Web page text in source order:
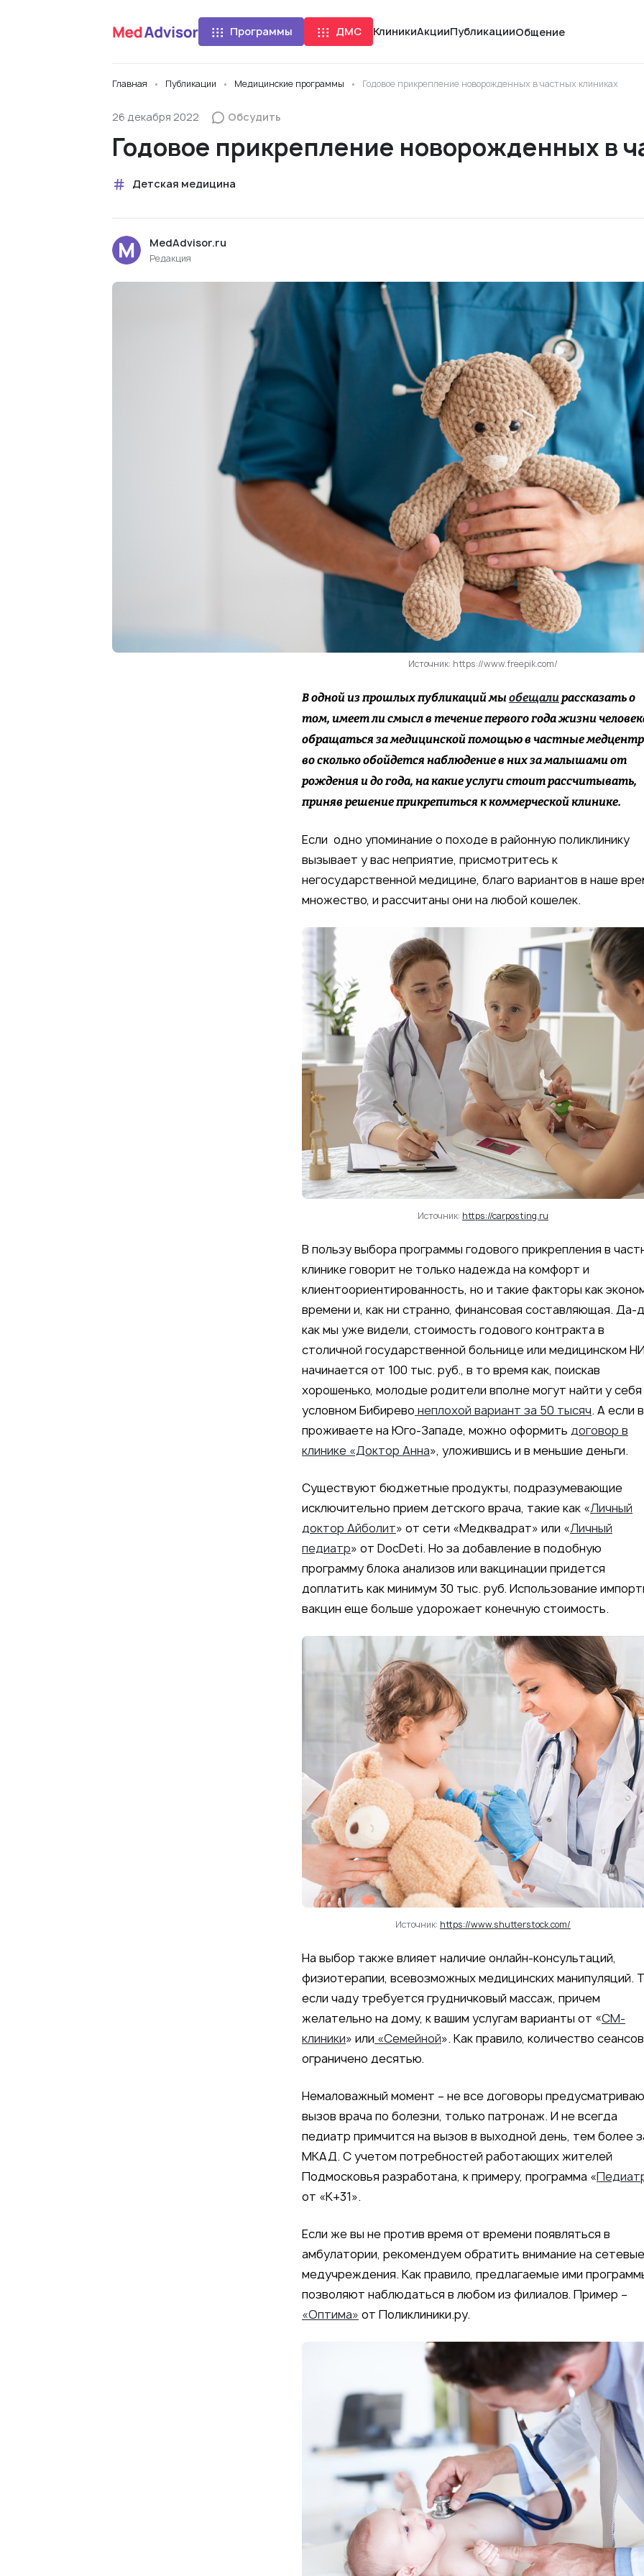
Программы ДМС КлиникиАкцииПубликацииОбщение
Главная Публикации Медицинские программы Годовое прикрепление новорожденных в частных клиниках
26 декабря 2022 Обсудить
Годовое прикрепление новорожденных в
Детская медицина
MedAdvisor.ru
Редакция
Источник: https://www.freepik.com/
В одной из прошлых публикаций мы обещали рассказать о
том, имеет ли смысл в течение первого года жизни
обращаться за медицинской помощью в частные
во сколько обойдется наблюдение в них за малышами от
рождения и до года, на какие услуги стоит рассчитывать,
приняв решение прикрепиться к коммерческой клинике.
Если одно упоминание о походе в районную поликлинику
вызывает у вас неприятие, присмотритесь к
негосударственной медицине, благо вариантов в наше
множество, и рассчитаны они на любой кошелек.
Источник: https://carposting.ru
В пользу выбора программы годового прикрепления в
клинике говорит не только надежда на комфорт и
клиентоориентированность, но и такие факторы как
времени и, как ни странно, финансовая составляющая. Да-
как мы уже видели, стоимость годового контракта в
столичной государственной больнице или медицинском
начинается от 100 тыс. руб., в то время как, поискав
хорошенько, молодые родители вполне могут найти у себя
условном Бибирево неплохой вариант за 50 тысяч. А если
проживаете на Юго-Западе, можно оформить договор в
клинике «Доктор Анна», уложившись и в меньшие деньги.
Существуют бюджетные продукты, подразумевающие
исключительно прием детского врача, такие как «Личный
доктор Айболит» от сети «Медквадрат» или «Личный
педиатр» от DocDeti. Но за добавление в подобную
программу блока анализов или вакцинации придется
доплатить как минимум 30 тыс. руб. Использование
вакцин еще больше удорожает конечную стоимость.
Источник: https://www.shutterstock.com/
На выбор также влияет наличие онлайн-консультаций,
физиотерапии, всевозможных медицинских манипуляций.
если чаду требуется грудничковый массаж, причем
желательно на дому, к вашим услугам варианты от «СМ-
клиники» или «Семейной». Как правило, количество сеансов
ограничено десятью.
Немаловажный момент – не все договоры
вызов врача по болезни, только патронаж. И не всегда
педиатр примчится на вызов в выходной день, тем более
МКАД. С учетом потребностей работающих жителей
Подмосковья разработана, к примеру, программа «
от «К+31».
Если же вы не против время от времени появляться в
амбулатории, рекомендуем обратить внимание на сетевые
медучреждения. Как правило, предлагаемые ими
позволяют наблюдаться в любом из филиалов. Пример –
«Оптима» от Поликлиники.ру.